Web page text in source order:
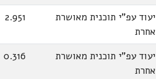
יעוד עפ"י תוכנית מאושרת
אחרת
2.951
יעוד עפ"י תוכנית מאושרת
אחרת
0.316